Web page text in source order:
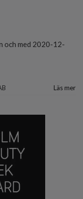
och med 2020-12-
Läs mer